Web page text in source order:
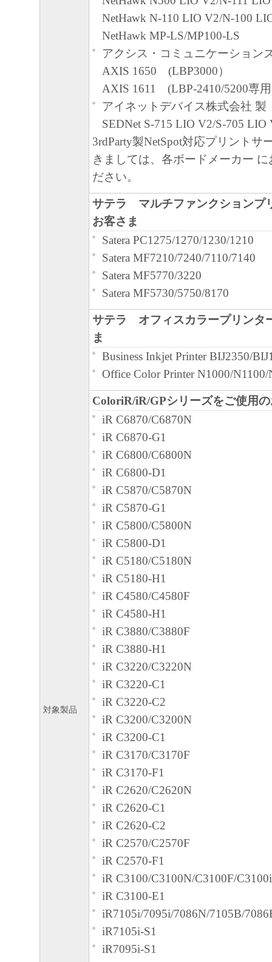
本契約書のいずれかの条項またはその
無効であると決定された場合でも、そ
に有効に存続するものとします。
キヤノン株式会社
対象製品
NetHawk N-110 LIO V2/N-100
NetHawk MP-LS/MP100-LS
アクシス・コミュニケーション
AXIS 1650 (LBP3000）
AXIS 1611 (LBP-2410/5200専
アイネットデバイス株式会社 製
SEDNet S-715 LIO V2/S-705
3rdParty製NetSpot対応プリントサ
きましては、各ボードメーカー
ださい。
サテラ マルチファンクションプ
お客さま
Satera PC1275/1270/1230/1210
Satera MF7210/7240/7110/7140
Satera MF5770/3220
Satera MF5730/5750/8170
サテラ オフィスカラープリンタ
ま
Business Inkjet Printer BIJ2350/
Office Color Printer N1000/
ColoriR/iR/GPシリーズをご使用
iR C6870/C6870N
iR C6870-G1
iR C6800/C6800N
iR C6800-D1
iR C5870/C5870N
iR C5870-G1
iR C5800/C5800N
iR C5800-D1
iR C5180/C5180N
iR C5180-H1
iR C4580/C4580F
iR C4580-H1
iR C3880/C3880F
iR C3880-H1
iR C3220/C3220N
iR C3220-C1
iR C3220-C2
iR C3200/C3200N
iR C3200-C1
iR C3170/C3170F
iR C3170-F1
iR C2620/C2620N
iR C2620-C1
iR C2620-C2
iR C2570/C2570F
iR C2570-F1
iR C3100/C3100N/C3100F/C3100i
iR C3100-E1
iR7105i/7095i/7086N/7105B/
iR7105i-S1
iR7095i-S1